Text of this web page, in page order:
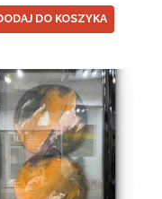
DO KOSZYKA